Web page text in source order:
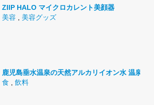
ZIIP HALO マイクロカレント美顔器
美容
美容グッズ
鹿児島垂水温泉の天然アルカリイオン水 温泉水
食
飲料